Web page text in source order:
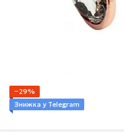
−29%
Знижка у Telegram